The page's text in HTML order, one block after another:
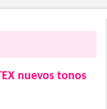
nuevos tonos